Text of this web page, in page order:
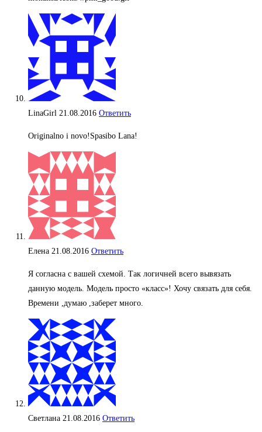
LinaGirl 21.08.2016 Ответить
Originalno i novo!Spasibo Lana!
Елена 21.08.2016 Ответить
Я согласна с вашей схемой. Так логичней всего вывязать
данную модель. Модель просто «класс»! Хочу связать для себя.
Времени ,думаю ,заберет много.
Светлана 21.08.2016 Ответить